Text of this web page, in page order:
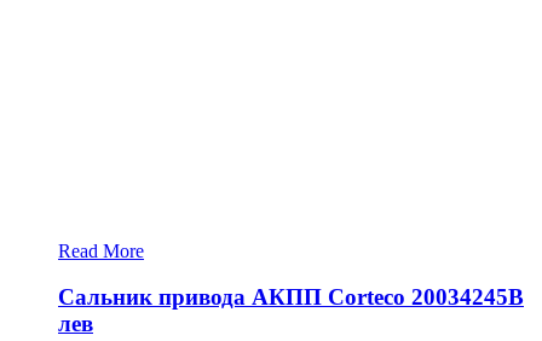
Read More
Сальник привода АКПП Corteco 20034245B
лев